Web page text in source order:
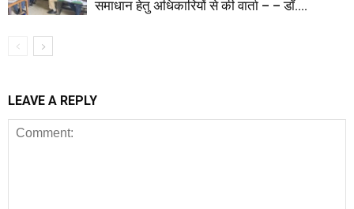
समाधान हेतु अधिकारियों से की वार्ता – – डॉ....
LEAVE A REPLY